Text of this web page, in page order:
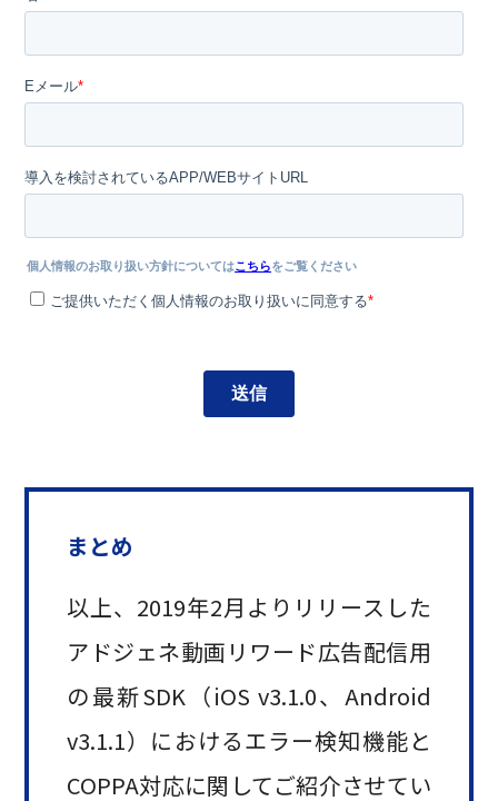
まとめ
以上、2019年2月よりリリースした
アドジェネ動画リワード広告配信用
の最新SDK（iOS v3.1.0、Android
v3.1.1）におけるエラー検知機能と
COPPA対応に関してご紹介させてい